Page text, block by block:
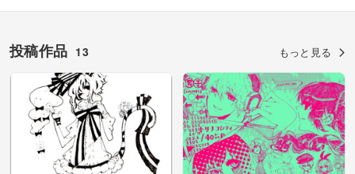
投稿作品 13 もっと見る